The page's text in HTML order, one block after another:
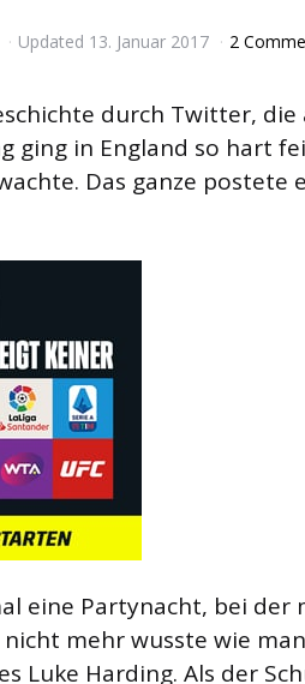
Updated 13. Januar 2017 2
durch Twitter,
ging in England so hart
Das ganze
eine Partynacht, bei
mehr wusste wie
Luke Harding. Als der